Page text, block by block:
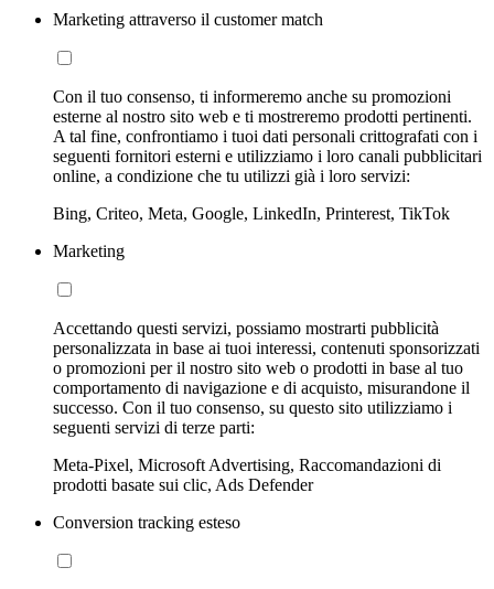
Marketing attraverso il customer match
Con il tuo consenso, ti informeremo anche su promozioni
esterne al nostro sito web e ti mostreremo prodotti pertinenti.
A tal fine, confrontiamo i tuoi dati personali crittografati con i
seguenti fornitori esterni e utilizziamo i loro canali pubblicitari
online, a condizione che tu utilizzi già i loro servizi:
Bing, Criteo, Meta, Google, LinkedIn, Printerest, TikTok
Marketing
Accettando questi servizi, possiamo mostrarti pubblicità
personalizzata in base ai tuoi interessi, contenuti sponsorizzati
o promozioni per il nostro sito web o prodotti in base al tuo
comportamento di navigazione e di acquisto, misurandone il
successo. Con il tuo consenso, su questo sito utilizziamo i
seguenti servizi di terze parti:
Meta-Pixel, Microsoft Advertising, Raccomandazioni di
prodotti basate sui clic, Ads Defender
Conversion tracking esteso